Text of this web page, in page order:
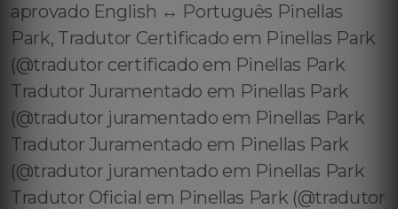
aprovado English ↔️ Português Pinellas
Park, Tradutor Certificado em Pinellas Park
(@tradutor certificado em Pinellas Park
Tradutor Juramentado em Pinellas Park
(@tradutor juramentado em Pinellas Park
Tradutor Juramentado em Pinellas Park
(@tradutor juramentado em Pinellas Park
Tradutor Oficial em Pinellas Park (@tradutor